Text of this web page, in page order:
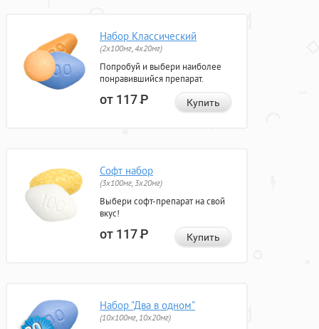
Набор Классический
(2x100мг, 4x20мг)
Попробуй и выбери наиболее
понравившийся препарат.
от 117Р Купить
Софт набор
(3x100мг, 3x20мг)
Выбери софт-препарат на свой
вкус!
от 117Р Купить
Набор "Два в одном"
(10x100мг, 10x20мг)